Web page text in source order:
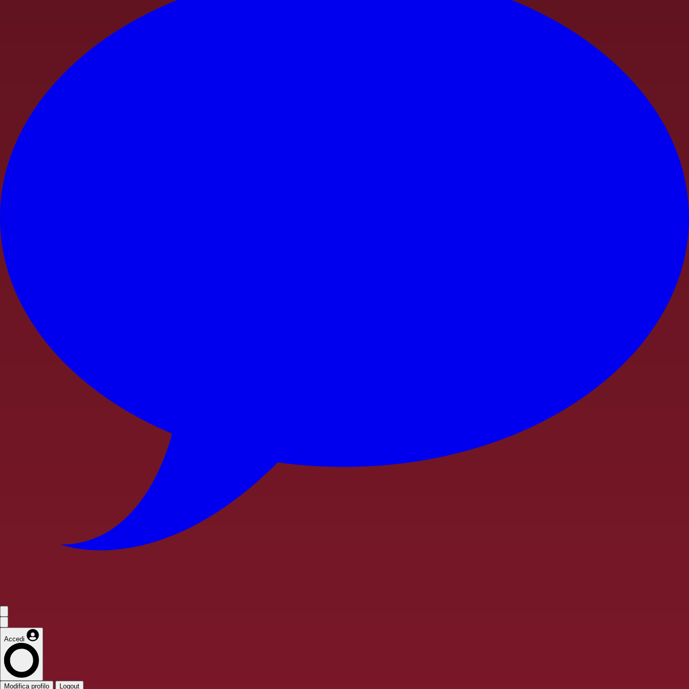
Accedi
Modifica profilo Logout